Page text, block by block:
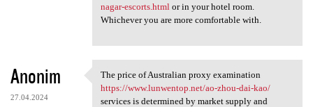
nagar-escorts.htmlor in your hotel room.
Whichever you are more comfortable with.
Anonim
27.04.2024
The price of Australian proxy
The price of Australian proxy examination
https://www.lunwentop.net/ao-zhou-dai-kao/
services is determined by market supply and